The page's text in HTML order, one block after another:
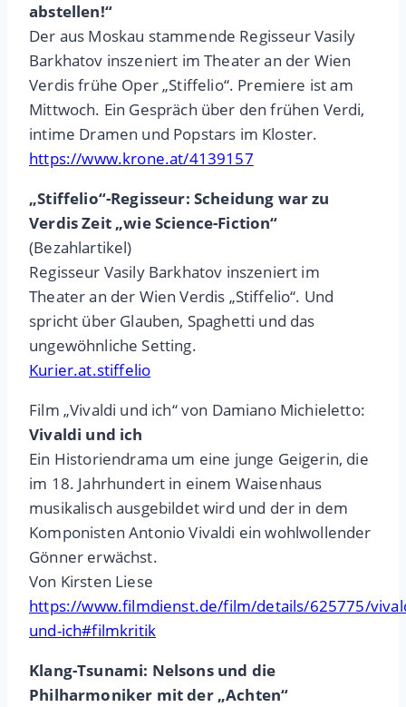
abstellen!“
Der aus Moskau stammende Regisseur Vasily
Barkhatov inszeniert im Theater an der Wien
Verdis frühe Oper „Stiffelio“. Premiere ist am
Mittwoch. Ein Gespräch über den frühen Verdi,
intime Dramen und Popstars im Kloster.
https://www.krone.at/4139157
„Stiffelio“-Regisseur: Scheidung war zu
Verdis Zeit „wie Science-Fiction“
(Bezahlartikel)
Regisseur Vasily Barkhatov inszeniert im
Theater an der Wien Verdis „Stiffelio“. Und
spricht über Glauben, Spaghetti und das
ungewöhnliche Setting.
Kurier.at.stiffelio
Film „Vivaldi und ich“ von Damiano Michieletto:
Vivaldi und ich
Ein Historiendrama um eine junge Geigerin, die
im 18. Jahrhundert in einem Waisenhaus
musikalisch ausgebildet wird und der in dem
Komponisten Antonio Vivaldi ein wohlwollender
Gönner erwächst.
Von Kirsten Liese
https://www.filmdienst.de/film/details/625775/
und-ich#filmkritik
Klang-Tsunami: Nelsons und die
Philharmoniker mit der „Achten“